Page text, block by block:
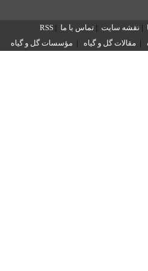
| نقشه سایت | تماس با ما |
RSS
| مقالات گل و گیاه | مؤسسات گل و گیاه